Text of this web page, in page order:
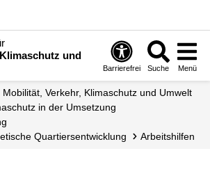
und
Barrierefrei Suche Menü
Mobilität, Verkehr, Klimaschutz und Umwelt
in der Umsetzung
Quartiers­entwicklung
Arbeitshilfen